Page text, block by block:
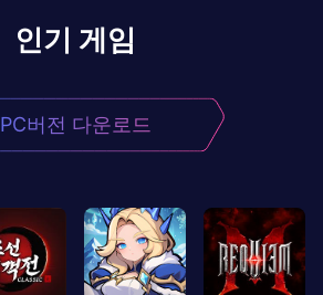
인기 게임
PC버전 다운로드